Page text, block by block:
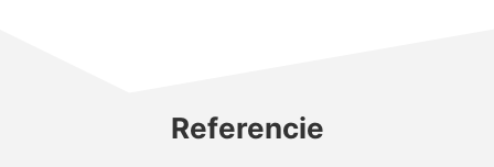
Referencie